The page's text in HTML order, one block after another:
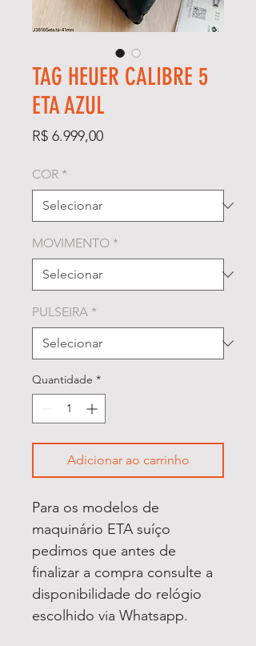
TAG HEUER CALIBRE 5
ETA AZUL
R$ 6.999,00Preço
COR *
MOVIMENTO *
PULSEIRA *
Quantidade *
Adicionar ao carrinho
Para os modelos de
maquinário ETA suíço
pedimos que antes de
finalizar a compra consulte a
disponibilidade do relógio
escolhido via Whatsapp.